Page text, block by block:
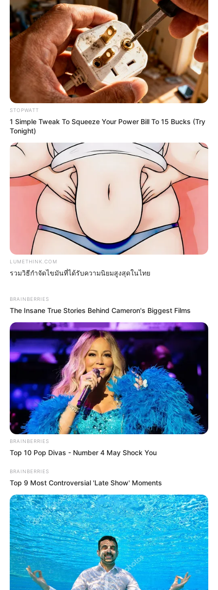
แจกตาราง สีมงคลตามราศี 2569 ประจำ
เดือนสิงหาคม โดย อ.รักษ์ เลขเด็ด
ฤกษ์มงคล ดูเพิ่มเติม
ฤกษ์มงคล
เสาร์ห้า คือ อะไร วันแรงจริงหรือหลอก ?
ฤกษ์มงคล
ฤกษ์สะเดาะเคราะห์ เสริมดวง 2569 ฤกษ์
มงคลสำหรับไหว้สา ทำบุญ ขอพร
ฤกษ์มงคล
ฤกษ์ดีขอพรพระพิฆเนศ วันวินายักจตุรถี
พฤษภาคม 2569
รับข่าวสารเลขมงคล สถิติเลขดัง ดวงรายวัน รายเดือน รายปี
พร้อมแนะนำวิธีเสริมดวง
ลุ้นรับรางวัลจากกิจกรรมเสริมความเป็นมงคลให้กับตัวท่านเอง
เปิดสมัครสมาชิก (ฟรี) เร็วๆนี้
เว็บไซต์นี้ใช้คุกกี้
เพื่อการนำเสนอเนื้อหาที่ดี รวมถึงการจัดการข้อมูลส่วนบุคคล เพื่อให้คุณได้รับ
ประสบการณ์ที่ดีบนบริการของเว็บไซต์เรา หากคุณใช้บริการเว็บไซต์นี้ต่อไปโดย
ไม่มีการปรับตั้งค่าใดๆนั้น แสดงว่าคุณยอมรับนโยบายคุกกี้และนโยบายส่วน
บุคคลของเรา
ยอมรับ เรียนรู้เพิ่มเติม
STOPWATT
1 Simple Tweak To Squeeze Your Power Bill To 15 Bucks (Try
Tonight)
LUMETHINK.COM
รวมวิธีกำจัดไขมันที่ได้รับความนิยมสูงสุดในไทย
BRAINBERRIES
The Insane True Stories Behind Cameron's Biggest Films
BRAINBERRIES
Top 10 Pop Divas - Number 4 May Shock You
BRAINBERRIES
Top 9 Most Controversial 'Late Show' Moments